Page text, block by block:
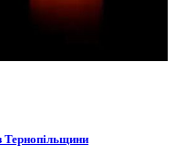
Тернопільщини